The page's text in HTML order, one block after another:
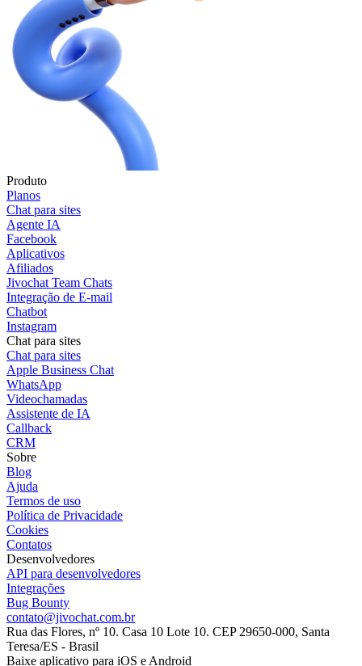
Produto
Planos
Chat para sites
Agente IA
Facebook
Aplicativos
Afiliados
Jivochat Team Chats
Integração de E-mail
Chatbot
Instagram
Chat para sites
Chat para sites
Apple Business Chat
WhatsApp
Videochamadas
Assistente de IA
Callback
CRM
Sobre
Blog
Ajuda
Termos de uso
Política de Privacidade
Cookies
Contatos
Desenvolvedores
API para desenvolvedores
Integrações
Bug Bounty
contato@jivochat.com.br
Rua das Flores, nº 10. Casa 10 Lote 10. CEP 29650-000, Santa
Teresa/ES - Brasil
Baixe aplicativo para iOS e Android